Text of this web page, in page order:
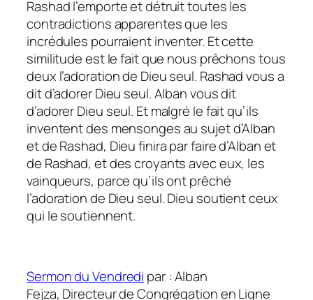
Rashad l’emporte et détruit toutes les
contradictions apparentes que les
incrédules pourraient inventer. Et cette
similitude est le fait que nous prêchons tous
deux l’adoration de Dieu seul. Rashad vous a
dit d’adorer Dieu seul. Alban vous dit
d’adorer Dieu seul. Et malgré le fait qu’ils
inventent des mensonges au sujet d’Alban
et de Rashad, Dieu finira par faire d’Alban et
de Rashad, et des croyants avec eux, les
vainqueurs, parce qu’ils ont prêché
l’adoration de Dieu seul. Dieu soutient ceux
qui le soutiennent.
Sermon du Vendredi par : Alban
Fejza, Directeur de Congrégation en Ligne